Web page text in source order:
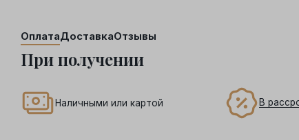
Оплата
При получении
Наличными или картой В
ДоставкаОтзывы